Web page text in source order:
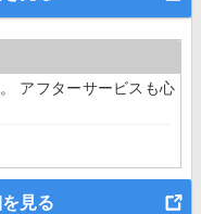
アフターサービスも心
見る